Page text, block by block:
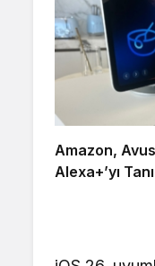
Amazon,
Alexa+’yı